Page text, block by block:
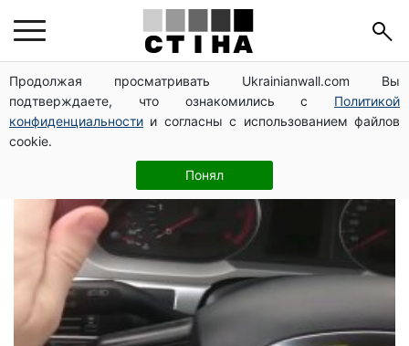
Продолжая просматривать Ukrainianwall.com Вы
подтверждаете, что ознакомились с Политикой
конфиденциальности и согласны с использованием файлов
cookie.
Понял
изобретения